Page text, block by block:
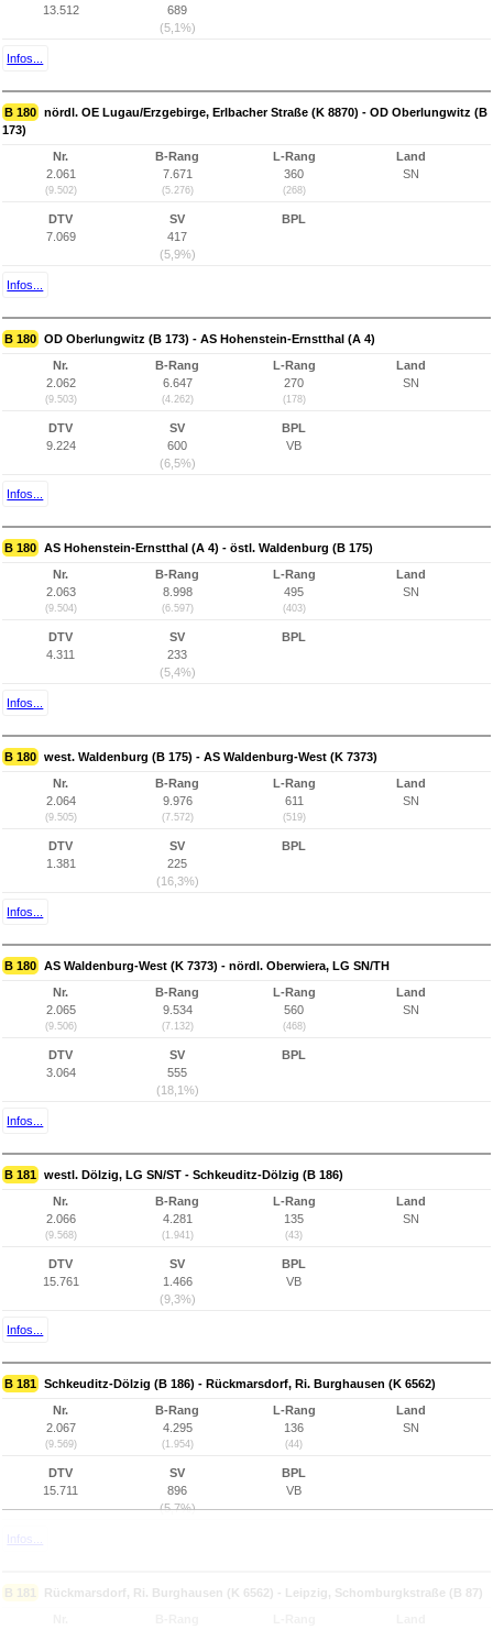
13.512
689
(5,1%)
Infos...
B 180 nördl. OE Lugau/Erzgebirge, Erlbacher Straße (K 8870) - OD Oberlungwitz (B
173)
Nr.
2.061
(9.502)
B-Rang
7.671
(5.276)
L-Rang
360
(268)
Land
SN
DTV
7.069
SV
417
(5,9%)
BPL
Infos...
B 180 OD Oberlungwitz (B 173) - AS Hohenstein-Ernstthal (A 4)
Nr.
2.062
(9.503)
B-Rang
6.647
(4.262)
L-Rang
270
(178)
Land
SN
DTV
9.224
SV
600
(6,5%)
BPL
VB
Infos...
B 180 AS Hohenstein-Ernstthal (A 4) - östl. Waldenburg (B 175)
Nr.
2.063
(9.504)
B-Rang
8.998
(6.597)
L-Rang
495
(403)
Land
SN
DTV
4.311
SV
233
(5,4%)
BPL
Infos...
B 180 west. Waldenburg (B 175) - AS Waldenburg-West (K 7373)
Nr.
2.064
(9.505)
B-Rang
9.976
(7.572)
L-Rang
611
(519)
Land
SN
DTV
1.381
SV
225
(16,3%)
BPL
Infos...
B 180 AS Waldenburg-West (K 7373) - nördl. Oberwiera, LG SN/TH
Nr.
2.065
(9.506)
B-Rang
9.534
(7.132)
L-Rang
560
(468)
Land
SN
DTV
3.064
SV
555
(18,1%)
BPL
Infos...
B 181 westl. Dölzig, LG SN/ST - Schkeuditz-Dölzig (B 186)
Nr.
2.066
(9.568)
B-Rang
4.281
(1.941)
L-Rang
135
(43)
Land
SN
DTV
15.761
SV
1.466
(9,3%)
BPL
VB
Infos...
B 181 Schkeuditz-Dölzig (B 186) - Rückmarsdorf, Ri. Burghausen (K 6562)
Nr.
2.067
(9.569)
B-Rang
4.295
(1.954)
L-Rang
136
(44)
Land
SN
DTV
15.711
SV
896
(5,7%)
BPL
VB
Infos...
B 181 Rückmarsdorf, Ri. Burghausen (K 6562) - Leipzig, Schomburgkstraße (B 87)